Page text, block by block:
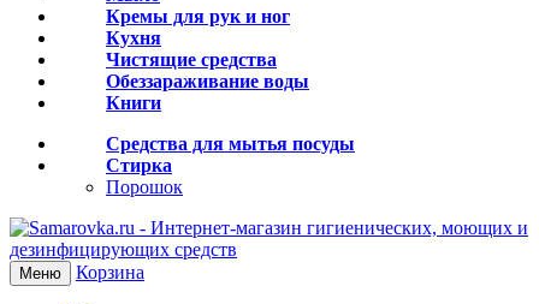
Кремы для рук и ног
Кухня
Чистящие средства
Обеззараживание воды
Книги
Средства для мытья посуды
Стирка
Порошок
Меню Корзина